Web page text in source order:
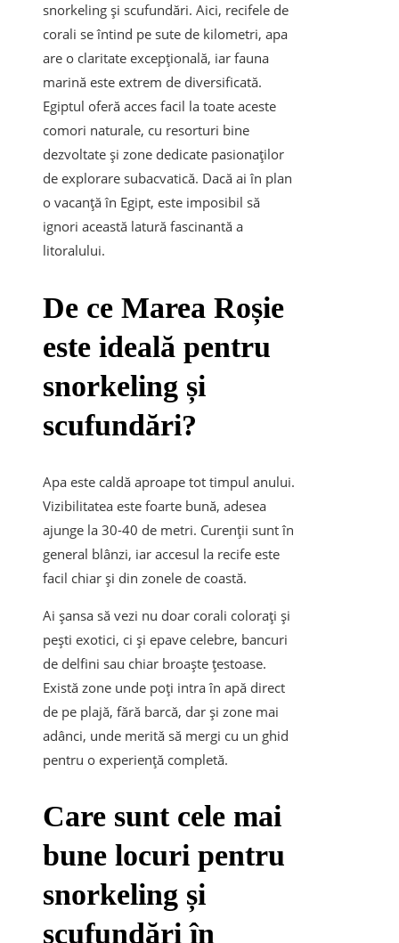
snorkeling și scufundări. Aici, recifele de
corali se întind pe sute de kilometri, apa
are o claritate excepțională, iar fauna
marină este extrem de diversificată.
Egiptul oferă acces facil la toate aceste
comori naturale, cu resorturi bine
dezvoltate și zone dedicate pasionaților
de explorare subacvatică. Dacă ai în plan
o vacanță în Egipt, este imposibil să
ignori această latură fascinantă a
litoralului.
De ce Marea Roșie
este ideală pentru
snorkeling și
scufundări?
Apa este caldă aproape tot timpul anului.
Vizibilitatea este foarte bună, adesea
ajunge la 30-40 de metri. Curenții sunt în
general blânzi, iar accesul la recife este
facil chiar și din zonele de coastă.
Ai șansa să vezi nu doar corali colorați și
pești exotici, ci și epave celebre, bancuri
de delfini sau chiar broaște țestoase.
Există zone unde poți intra în apă direct
de pe plajă, fără barcă, dar și zone mai
adânci, unde merită să mergi cu un ghid
pentru o experiență completă.
Care sunt cele mai
bune locuri pentru
snorkeling și
scufundări în